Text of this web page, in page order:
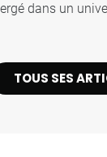
dans un
TOUS SES